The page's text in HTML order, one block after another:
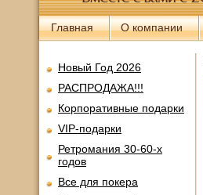
Главная О компании
Новый Год 2026
РАСПРОДАЖА!!!
Корпоративные подарки
VIP-подарки
Ретромания 30-60-х
годов
Все для покера